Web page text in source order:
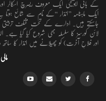
کے بانی ابویحییٰ ایک معروف ریسرچ
ایک ماہنامہ ’’انذار ‘‘کے نام سے
جاسکتے ہیں۔ ادارے کے تحت مختلف
لائن کورسز کا سلسلہ بھی شروع کیا گیا ہے۔
اور فلاحِ آخرت) کو پھیلانے میں انذار کا ساتھ